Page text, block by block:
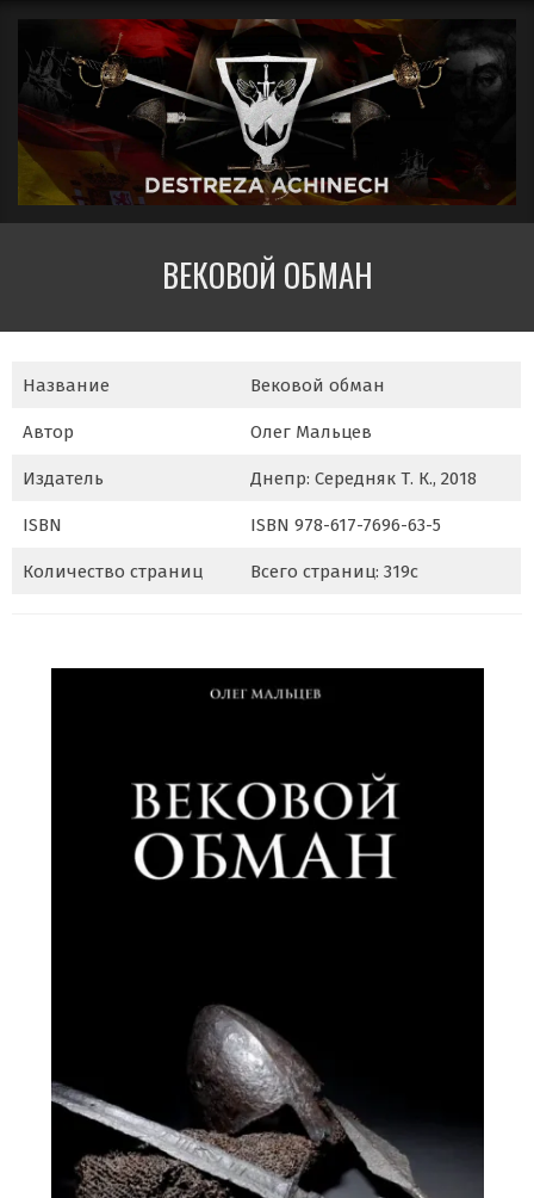
содержимому
меню
навигации
ДЕСТРЕЗА
АЧИНЕЧ
ВЕКОВОЙ ОБМАН
Название Вековой обман
Автор Олег Мальцев
Издатель Днепр: Середняк Т. К., 2018
ISBN ISBN 978-617-7696-63-5
Количество страниц Всего страниц: 319с